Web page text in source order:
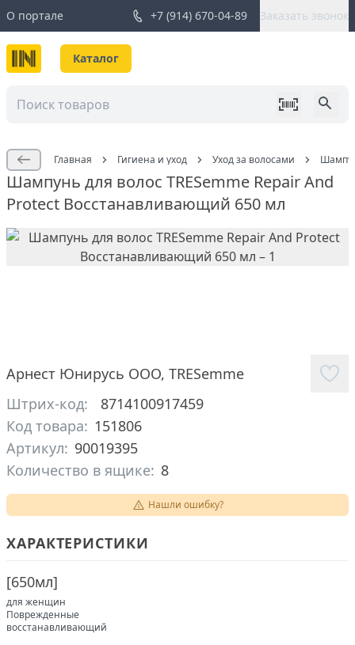
О портале +7 (914) 670-04-89 Заказать звонок
Каталог
Главная Гигиена и уход Уход за волосами
Шампунь для волос TRESemme Repair And
Protect Восстанавливающий 650 мл
Арнест Юнирусь ООО, TRESemme
Штрих-код:
8714100917459
Код товара: 151806
Артикул: 90019395
Количество в ящике: 8
Нашли ошибку?
ХАРАКТЕРИСТИКИ
[650мл]
для женщин
Поврежденные
восстанавливающий